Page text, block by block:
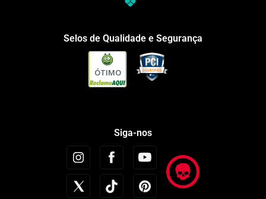
Selos de Qualidade e Segurança
ÓTIMO
Siga-nos